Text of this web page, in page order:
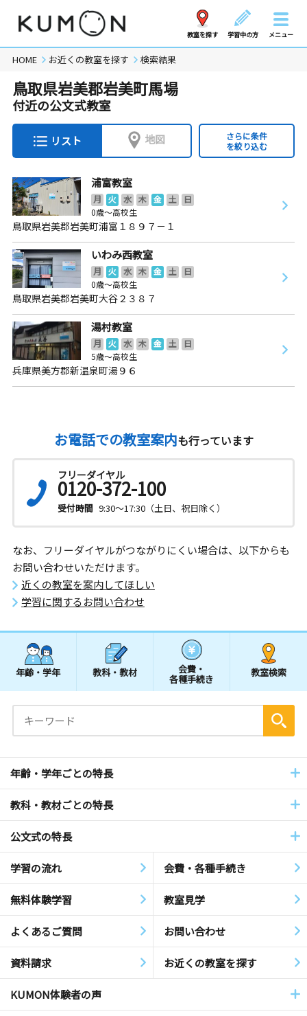
教室を探す 学習中の方 メニュー
HOME お近くの教室を探す 検索結果
鳥取県岩美郡岩美町馬場
付近の公文式教室
リスト 地図
さらに条件
を絞り込む
浦富教室
月 火 水 木 金 土
日
0歳～高校生
鳥取県岩美郡岩美町浦富１８９７－１
いわみ西教室
月 火 水 木 金 土
日
0歳～高校生
鳥取県岩美郡岩美町大谷２３８７
湯村教室
月 火 水 木 金 土
日
5歳～高校生
兵庫県美方郡新温泉町湯９６
お電話での教室案内も行っています
フリーダイヤル
0120-372-100
受付時間 9:30～17:30（土日、祝日除く）
なお、フリーダイヤルがつながりにくい場合は、以下からも
お問い合わせいただけます。
近くの教室を案内してほしい
学習に関するお問い合わせ
年齢・学年 教科・教材 会費・
各種手続き
教室検索
年齢・学年ごとの特長
教科・教材ごとの特長
公文式の特長
学習の流れ 会費・各種手続き
無料体験学習 教室見学
よくあるご質問 お問い合わせ
資料請求 お近くの教室を探す
KUMON体験者の声